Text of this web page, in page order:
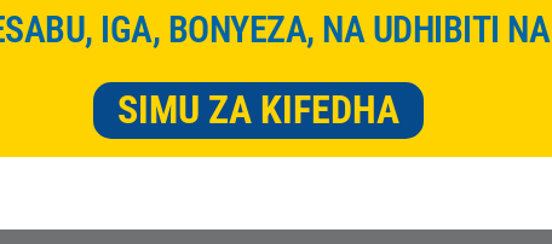
IGA, BONYEZA, NA UDHIBITI NA
SIMU ZA KIFEDHA